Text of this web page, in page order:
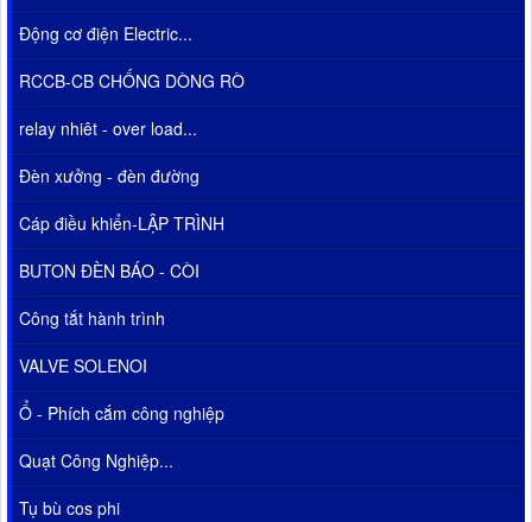
Động cơ điện Electric...
RCCB-CB CHỐNG DÒNG RÒ
relay nhiêt - over load...
Đèn xưởng - đèn đường
Cáp điều khiển-LẬP TRÌNH
BUTON ĐÈN BÁO - CÒI
Công tắt hành trình
VALVE SOLENOI
Ổ - Phích cắm công nghiệp
Quạt Công Nghiệp...
Tụ bù cos phi